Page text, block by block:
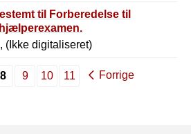
til Forberedelse til
(Ikke digitaliseret)
8 9 10 11
Forrige